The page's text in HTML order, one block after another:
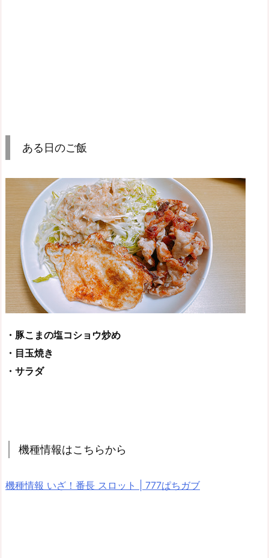
ある日のご飯
・豚こまの塩コショウ炒め
・目玉焼き
・サラダ
機種情報はこちらから
機種情報 いざ！番長 スロット | 777ぱちガブ